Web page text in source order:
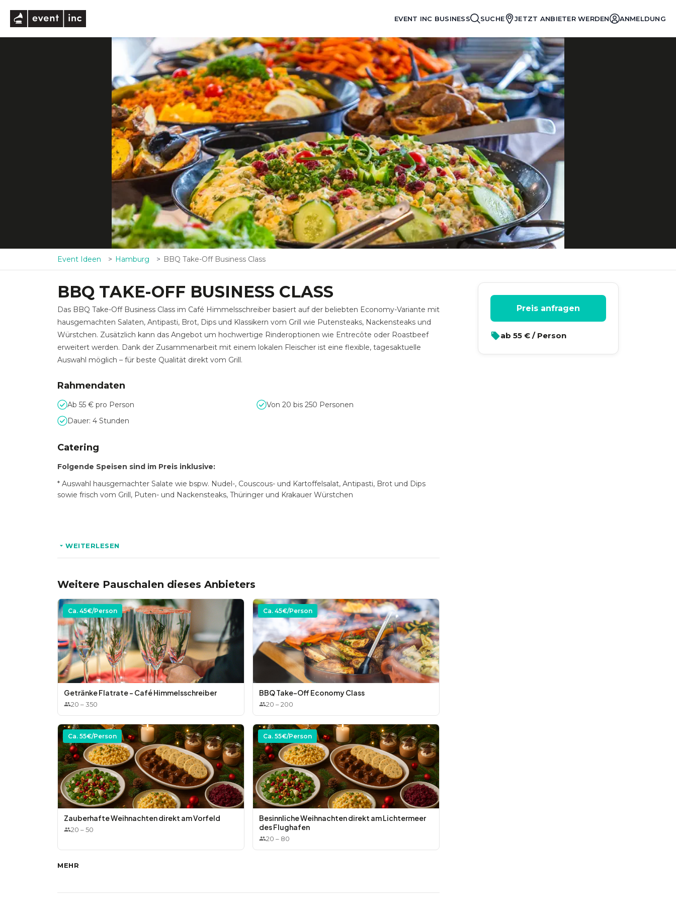
EVENT INC BUSINESS SUCHE JETZT ANBIETER WERDEN ANMELDUNG
Event Ideen Hamburg BBQ Take-Off Business Class
BBQ TAKE-OFF BUSINESS CLASS
Das BBQ Take-Off Business Class im Café Himmelsschreiber basiert auf der beliebten Economy-Variante mit
hausgemachten Salaten, Antipasti, Brot, Dips und Klassikern vom Grill wie Putensteaks, Nackensteaks und
Würstchen. Zusätzlich kann das Angebot um hochwertige Rinderoptionen wie Entrecôte oder Roastbeef
erweitert werden. Dank der Zusammenarbeit mit einem lokalen Fleischer ist eine flexible, tagesaktuelle
Auswahl möglich – für beste Qualität direkt vom Grill.
Rahmendaten
Ab 55 € pro Person
Von 20 bis 250 Personen
Dauer: 4 Stunden
Catering
Folgende Speisen sind im Preis inklusive:
* Auswahl hausgemachter Salate wie bspw. Nudel-, Couscous- und Kartoffelsalat, Antipasti, Brot und Dips
sowie frisch vom Grill, Puten- und Nackensteaks, Thüringer und Krakauer Würstchen
* Rinderoption wie Entrecôte oder Roastbeef
WEITERLESEN
Weitere Pauschalen dieses Anbieters
Ca. 45€/Person
Getränke Flatrate - Café Himmelsschreiber
20 –350
Ca. 45€/Person
BBQ Take-Off Economy Class
20 –200
Ca. 55€/Person
Zauberhafte Weihnachten direkt am Vorfeld
20 –50
Ca. 55€/Person
Besinnliche Weihnachten direkt am Lichtermeer
des Flughafen
20 – 80
MEHR
Preis anfragen
ab 55 € / Person